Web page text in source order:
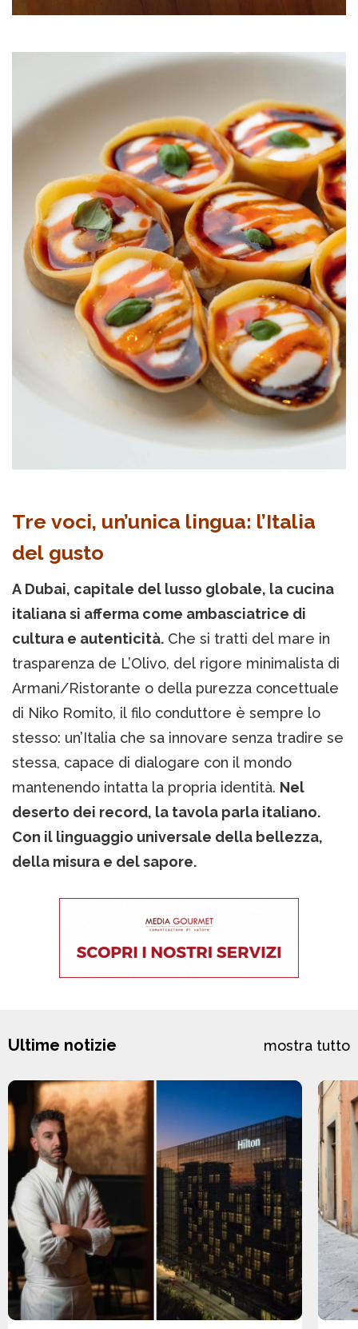
Tre voci, un’unica lingua: l’Italia
del gusto
A Dubai, capitale del lusso globale, la cucina
italiana si afferma come ambasciatrice di
cultura e autenticità. Che si tratti del mare in
trasparenza de L’Olivo, del rigore minimalista di
Armani/Ristorante o della purezza concettuale
di Niko Romito, il filo conduttore è sempre lo
stesso: un’Italia che sa innovare senza tradire se
stessa, capace di dialogare con il mondo
mantenendo intatta la propria identità. Nel
deserto dei record, la tavola parla italiano.
Con il linguaggio universale della bellezza,
della misura e del sapore.
Ultime notizie mostra tutto